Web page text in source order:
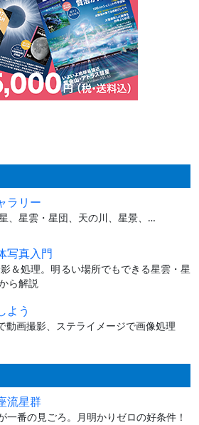
ラリー
、星雲・星団、天の川、星景、…
写真入門
＆処理。明るい場所でもできる星雲・星
ら解説
よう
動画撮影、ステライメージで画像処理
流星群
一番の見ごろ。月明かりゼロの好条件！